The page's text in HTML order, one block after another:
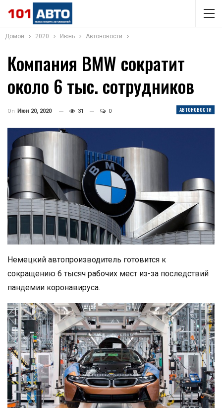
Домой 2020 Июнь Автоновости
Компания BMW сократит
около 6 тыс. сотрудников
АВТОНОВОСТИ
On Июн 20, 2020 31 0
Немецкий автопроизводитель готовится к
сокращению 6 тысяч рабочих мест из-за последствий
пандемии коронавируса.